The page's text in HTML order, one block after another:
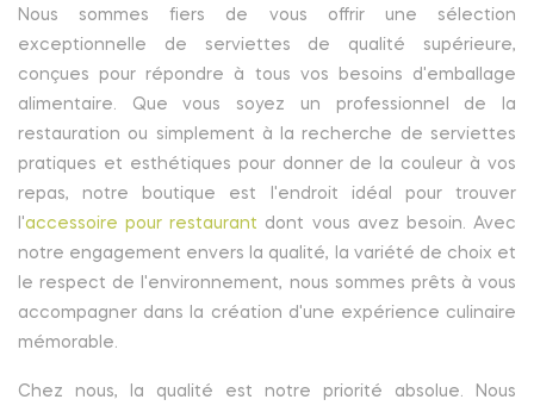
Nous sommes fiers de vous offrir une sélection
exceptionnelle de serviettes de qualité supérieure,
conçues pour répondre à tous vos besoins d'emballage
alimentaire. Que vous soyez un professionnel de la
restauration ou simplement à la recherche de serviettes
pratiques et esthétiques pour donner de la couleur à vos
repas, notre boutique est l'endroit idéal pour trouver
l'accessoire pour restaurant dont vous avez besoin. Avec
notre engagement envers la qualité, la variété de choix et
le respect de l'environnement, nous sommes prêts à vous
accompagner dans la création d'une expérience culinaire
mémorable.
Chez nous, la qualité est notre priorité absolue. Nous